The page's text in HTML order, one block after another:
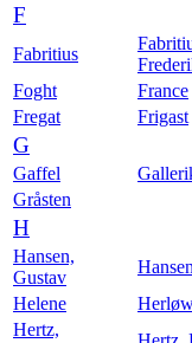
F
Fabritius
Foght
France
Fregat
Frigast
G
Gaffel
Gråsten
H
Hansen,
Gustav
Helene
Hertz,